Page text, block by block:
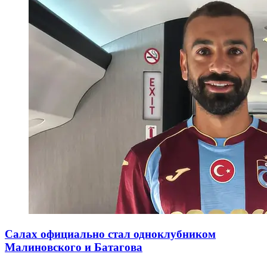
Салах официально стал одноклубником
Малиновского и Батагова